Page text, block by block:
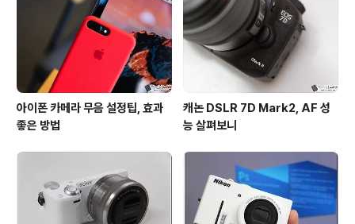
아이폰 카메라 무음 설정팁, 효과
좋은 방법
캐논 DSLR 7D Mark2, AF 성
능 살펴보니